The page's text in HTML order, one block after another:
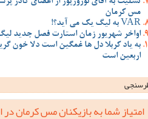
مس کرمان
VAR به لیگ یک می آید؟!
اواخر شهریور زمان استارت فصل جدید
به یاد کربلا دل ها غمگین است دلا خون
اربعین است
امتیاز شما به بازیکنان مس کرمان